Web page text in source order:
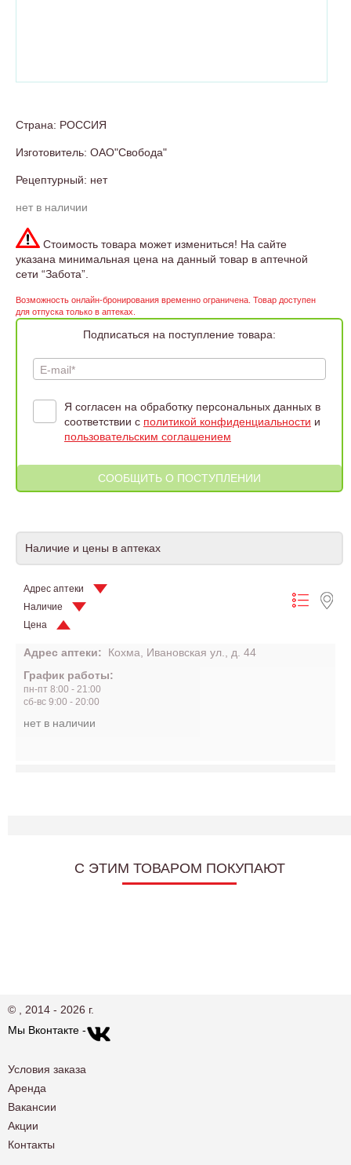
Страна: РОССИЯ
Изготовитель: ОАО"Свобода"
Рецептурный: нет
нет в наличии
Стоимость товара может измениться! На сайте
указана минимальная цена на данный товар в аптечной
сети “Забота”.
Возможность онлайн-бронирования временно ограничена. Товар доступен
для отпуска только в аптеках.
Подписаться на поступление товара:
E-mail*
Я согласен на обработку персональных данных в
соответствии с политикой конфиденциальности и
пользовательским соглашением
Наличие и цены в аптеках
Адрес аптеки
Наличие
Цена
Адрес аптеки:
Кохма, Ивановская ул., д. 44
График работы:
пн-пт 8:00 - 21:00
сб-вс 9:00 - 20:00
нет в наличии
C ЭТИМ ТОВАРОМ ПОКУПАЮТ
© , 2014 - 2026 г.
Мы Вконтакте -
Условия заказа
Аренда
Вакансии
Акции
Контакты